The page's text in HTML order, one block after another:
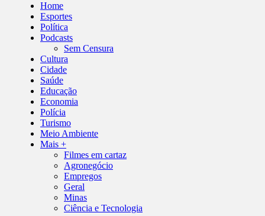
Home
Esportes
Política
Podcasts
Sem Censura
Cultura
Cidade
Saúde
Educação
Economia
Polícia
Turismo
Meio Ambiente
Mais +
Filmes em cartaz
Agronegócio
Empregos
Geral
Minas
Ciência e Tecnologia